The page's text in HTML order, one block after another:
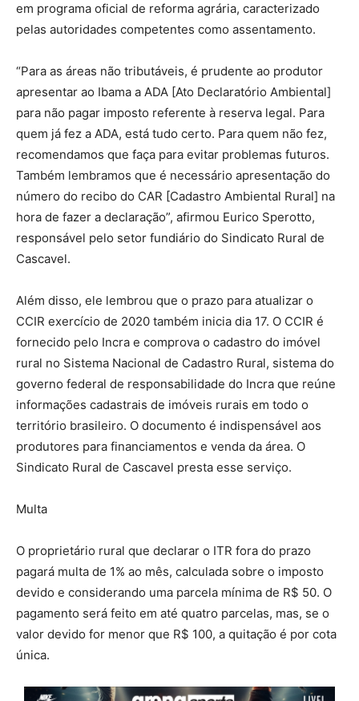
em programa oficial de reforma agrária, caracterizado
pelas autoridades competentes como assentamento.
“Para as áreas não tributáveis, é prudente ao produtor
apresentar ao Ibama a ADA [Ato Declaratório Ambiental]
para não pagar imposto referente à reserva legal. Para
quem já fez a ADA, está tudo certo. Para quem não fez,
recomendamos que faça para evitar problemas futuros.
Também lembramos que é necessário apresentação do
número do recibo do CAR [Cadastro Ambiental Rural] na
hora de fazer a declaração”, afirmou Eurico Sperotto,
responsável pelo setor fundiário do Sindicato Rural de
Cascavel.
Além disso, ele lembrou que o prazo para atualizar o
CCIR exercício de 2020 também inicia dia 17. O CCIR é
fornecido pelo Incra e comprova o cadastro do imóvel
rural no Sistema Nacional de Cadastro Rural, sistema do
governo federal de responsabilidade do Incra que reúne
informações cadastrais de imóveis rurais em todo o
território brasileiro. O documento é indispensável aos
produtores para financiamentos e venda da área. O
Sindicato Rural de Cascavel presta esse serviço.
Multa
O proprietário rural que declarar o ITR fora do prazo
pagará multa de 1% ao mês, calculada sobre o imposto
devido e considerando uma parcela mínima de R$ 50. O
pagamento será feito em até quatro parcelas, mas, se o
valor devido for menor que R$ 100, a quitação é por cota
única.